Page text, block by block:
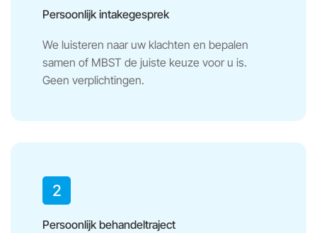
Persoonlijk intakegesprek
We luisteren naar uw klachten en bepalen
samen of MBST de juiste keuze voor u is.
Geen verplichtingen.
Persoonlijk behandeltraject